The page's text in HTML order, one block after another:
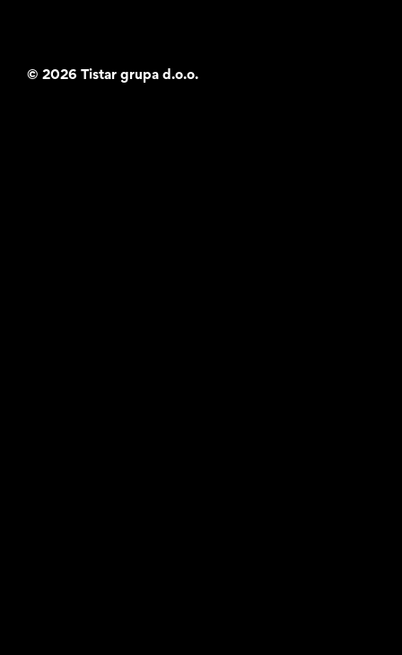
© 2026 Tistar grupa d.o.o.